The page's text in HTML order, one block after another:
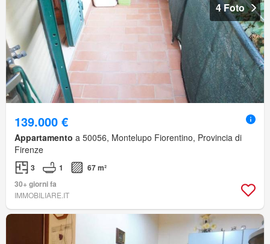
4 Foto
139.000 €
Appartamento a 50056, Montelupo Fiorentino, Provincia di
Firenze
3 1
67 m²
30+ giorni fa
IMMOBILIARE.IT